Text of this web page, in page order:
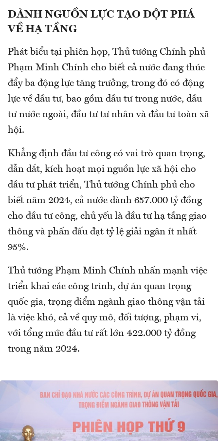
DÀNH NGUỒN LỰC TẠO ĐỘT PHÁ
VỀ HẠ TẦNG
Phát biểu tại phiên họp, Thủ tướng Chính phủ
Phạm Minh Chính cho biết cả nước đang thúc
đẩy ba động lực tăng trưởng, trong đó có động
lực về đầu tư, bao gồm đầu tư trong nước, đầu
tư nước ngoài, đầu tư tư nhân và đầu tư toàn xã
hội.
Khẳng định đầu tư công có vai trò quan trọng,
dẫn dắt, kích hoạt mọi nguồn lực xã hội cho
đầu tư phát triển, Thủ tướng Chính phủ cho
biết năm 2024, cả nước dành 657.000 tỷ đồng
cho đầu tư công, chủ yếu là đầu tư hạ tầng giao
thông và phấn đấu đạt tỷ lệ giải ngân ít nhất
95%.
Thủ tướng Phạm Minh Chính nhấn mạnh việc
triển khai các công trình, dự án quan trọng
quốc gia, trọng điểm ngành giao thông vận tải
là việc khó, cả về quy mô, đối tượng, phạm vi,
với tổng mức đầu tư rất lớn 422.000 tỷ đồng
trong năm 2024.